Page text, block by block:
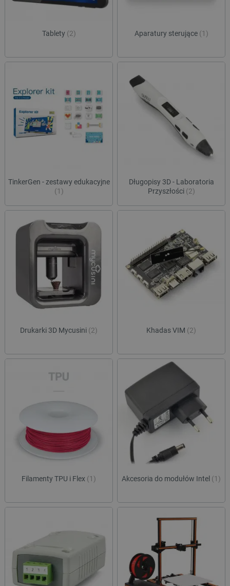
Tablety (2) Aparatury sterujące (1)
TinkerGen - zestawy edukacyjne
(1)
Długopisy 3D - Laboratoria
Przyszłości (2)
Drukarki 3D Mycusini (2) Khadas VIM (2)
Filamenty TPU i Flex (1) Akcesoria do modułów Intel (1)